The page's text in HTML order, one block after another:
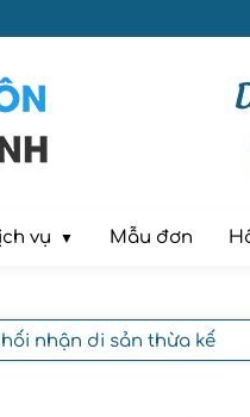
vụ Mẫu đơn
nhận di sản thừa kế